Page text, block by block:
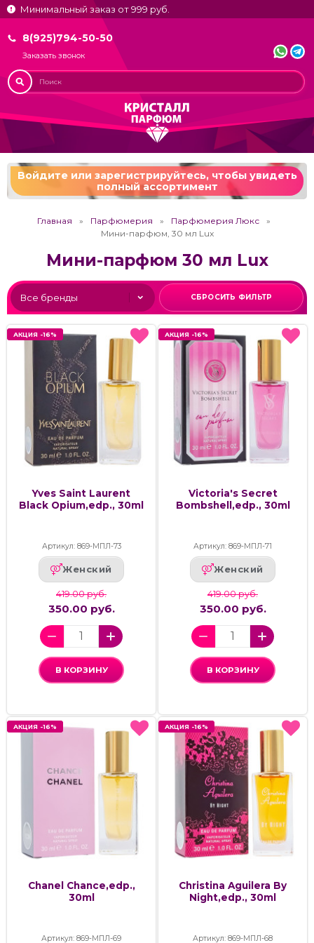
Минимальный заказ от 999 руб.
8(925)794-50-50
Заказать звонок
Войдите или зарегистрируйтесь,чтобы увидеть
полный ассортимент
Главная Парфюмерия
Парфюмерия Люкс
Мини-парфюм, 30 мл Lux
Мини-парфюм 30 мл Lux
СБРОСИТЬ ФИЛЬТР
АКЦИЯ -16%
Yves Saint Laurent
Black Opium,edp., 30ml
Артикул: 869-МПЛ-73
Женский
АКЦИЯ -16%
419.00 руб.
350.00 руб.
В КОРЗИНУ
АКЦИЯ -16%
Victoria's Secret
Bombshell,edp., 30ml
Артикул: 869-МПЛ-71
Женский
АКЦИЯ -16%
419.00 руб.
350.00 руб.
В КОРЗИНУ
АКЦИЯ -16%
Chanel Chance,edp.,
30ml
Артикул: 869-МПЛ-69
АКЦИЯ -16% АКЦИЯ -16%
Christina Aguilera By
Night,edp., 30ml
Артикул: 869-МПЛ-68
АКЦИЯ -16%